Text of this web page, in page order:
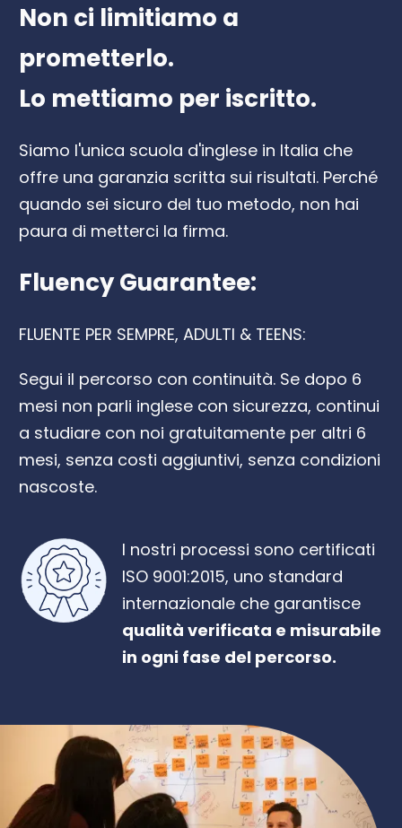
Non ci limitiamo a
prometterlo.
Lo mettiamo per iscritto.
Siamo l'unica scuola d'inglese in Italia che
offre una garanzia scritta sui risultati. Perché
quando sei sicuro del tuo metodo, non hai
paura di metterci la firma.
Fluency Guarantee:
FLUENTE PER SEMPRE, ADULTI & TEENS:
Segui il percorso con continuità. Se dopo 6
mesi non parli inglese con sicurezza, continui
a studiare con noi gratuitamente per altri 6
mesi, senza costi aggiuntivi, senza condizioni
nascoste.
I nostri processi sono certificati
ISO 9001:2015, uno standard
internazionale che garantisce
qualità verificata e misurabile
in ogni fase del percorso.